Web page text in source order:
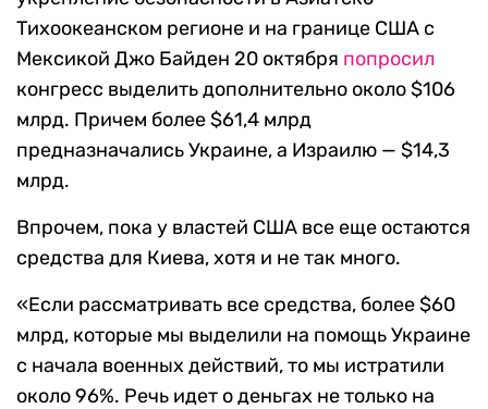
Тихоокеанском регионе и на границе США с
Мексикой Джо Байден 20 октября попросил
конгресс выделить дополнительно около $106
млрд. Причем более $61,4 млрд
предназначались Украине, а Израилю — $14,3
млрд.
Впрочем, пока у властей США все еще остаются
средства для Киева, хотя и не так много.
«Если рассматривать все средства, более $60
млрд, которые мы выделили на помощь Украине
с начала военных действий, то мы истратили
около 96%. Речь идет о деньгах не только на